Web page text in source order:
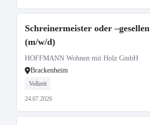
Schreinermeister oder –gesellen
(m/w/d)
HOFFMANN Wohnen mit Holz GmbH
Brackenheim
Vollzeit
24.07.2026